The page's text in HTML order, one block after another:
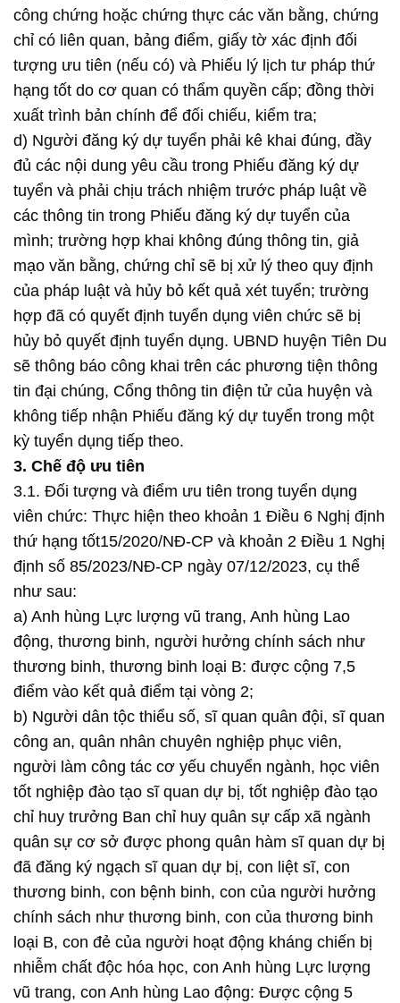
công chứng hoặc chứng thực các văn bằng, chứng
chỉ có liên quan, bảng điểm, giấy tờ xác định đối
tượng ưu tiên (nếu có) và Phiếu lý lịch tư pháp thứ
hạng tốt do cơ quan có thẩm quyền cấp; đồng thời
xuất trình bản chính để đối chiếu, kiểm tra;
d) Người đăng ký dự tuyển phải kê khai đúng, đầy
đủ các nội dung yêu cầu trong Phiếu đăng ký dự
tuyển và phải chịu trách nhiệm trước pháp luật về
các thông tin trong Phiếu đăng ký dự tuyển của
mình; trường hợp khai không đúng thông tin, giả
mạo văn bằng, chứng chỉ sẽ bị xử lý theo quy định
của pháp luật và hủy bỏ kết quả xét tuyển; trường
hợp đã có quyết định tuyển dụng viên chức sẽ bị
hủy bỏ quyết định tuyển dụng. UBND huyện Tiên Du
sẽ thông báo công khai trên các phương tiện thông
tin đại chúng, Cổng thông tin điện tử của huyện và
không tiếp nhận Phiếu đăng ký dự tuyển trong một
kỳ tuyển dụng tiếp theo.
3. Chế độ ưu tiên
3.1. Đối tượng và điểm ưu tiên trong tuyển dụng
viên chức: Thực hiện theo khoản 1 Điều 6 Nghị định
thứ hạng tốt15/2020/NĐ-CP và khoản 2 Điều 1 Nghị
định số 85/2023/NĐ-CP ngày 07/12/2023, cụ thể
như sau:
a) Anh hùng Lực lượng vũ trang, Anh hùng Lao
động, thương binh, người hưởng chính sách như
thương binh, thương binh loại B: được cộng 7,5
điểm vào kết quả điểm tại vòng 2;
b) Người dân tộc thiểu số, sĩ quan quân đội, sĩ quan
công an, quân nhân chuyên nghiệp phục viên,
người làm công tác cơ yếu chuyển ngành, học viên
tốt nghiệp đào tạo sĩ quan dự bị, tốt nghiệp đào tạo
chỉ huy trưởng Ban chỉ huy quân sự cấp xã ngành
quân sự cơ sở được phong quân hàm sĩ quan dự bị
đã đăng ký ngạch sĩ quan dự bị, con liệt sĩ, con
thương binh, con bệnh binh, con của người hưởng
chính sách như thương binh, con của thương binh
loại B, con đẻ của người hoạt động kháng chiến bị
nhiễm chất độc hóa học, con Anh hùng Lực lượng
vũ trang, con Anh hùng Lao động: Được cộng 5